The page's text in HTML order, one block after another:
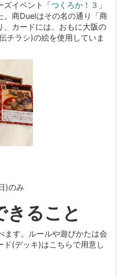
ズイベント「つくろか！３ 」
。商Duelはその名の通り「商
、カードには、おもに大阪の
チラシ)の絵を使用していま
)のみ
きること
ます。ルールや遊びかたは会
ド(デッキ)はこちらで用意し